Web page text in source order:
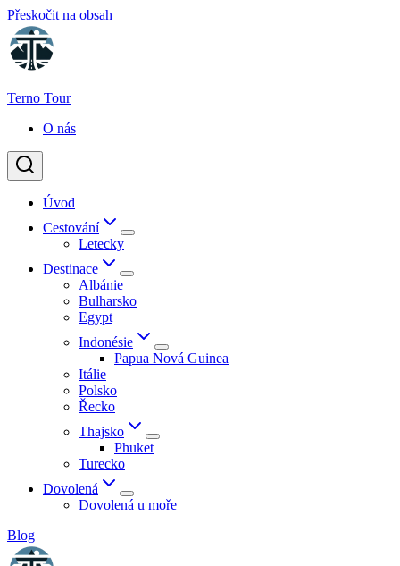
Přeskočit na obsah
Terno Tour
O nás
Úvod
Cestování
Letecky
Destinace
Albánie
Bulharsko
Egypt
Indonésie
Papua Nová Guinea
Itálie
Polsko
Řecko
Thajsko
Phuket
Turecko
Dovolená
Dovolená u moře
Blog